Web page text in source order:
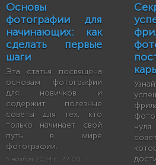
Основы
фотографии для
начинающих: как
сделать первые
шаги
Эта статья посвящена
основам фотографии
для новичков и
содержит полезные
советы для тех, кто
только начинает свой
путь в мире
фотографии.
5 ноября 2024 г., 22:00